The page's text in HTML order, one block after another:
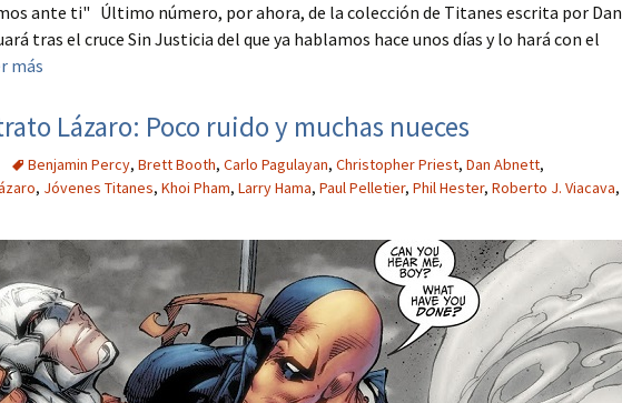
ante ti" Último número, por ahora, de la colección de Titanes escrita por Dan
tras el cruce Sin Justicia del que ya hablamos hace unos días y lo hará con el
más
Lázaro: Poco ruido y muchas nueces
Benjamin Percy, Brett Booth, Carlo Pagulayan, Christopher Priest, Dan Abnett,
, Jóvenes Titanes, Khoi Pham, Larry Hama, Paul Pelletier, Phil Hester, Roberto J. Viacava,